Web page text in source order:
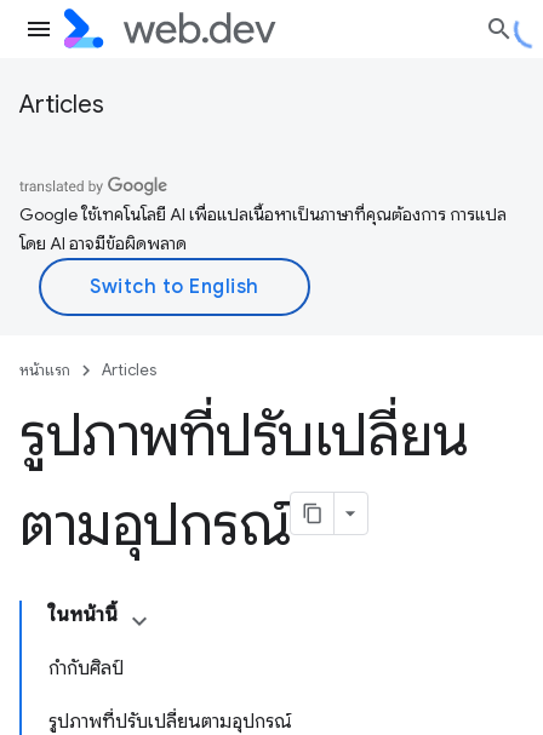
Articles
Google ใช้เทคโนโลยี AI เพื่อแปลเนื้อหาเป็นภาษาที่คุณต้องการ การแปล
โดย AI อาจมีข้อผิดพลาด
หน้าแรก Articles
รูปภาพที่ปรับเปลี่ยน
ตามอุปกรณ์
ในหน้านี้
กำกับศิลป์
รูปภาพที่ปรับเปลี่ยนตามอุปกรณ์